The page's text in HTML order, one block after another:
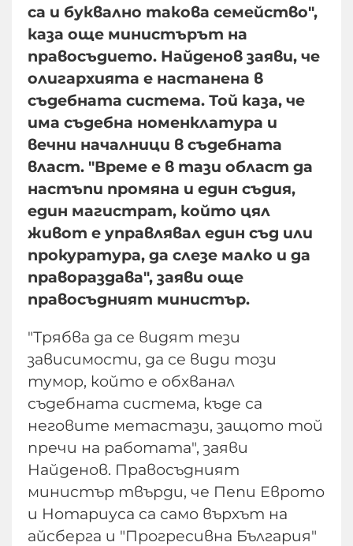
са и буквално такова семейство",
каза още министърът на
правосъдието. Найденов заяви, че
олигархията е настанена в
съдебната система. Той каза, че
има съдебна номенклатура и
вечни началници в съдебната
власт. "Време е в тази област да
настъпи промяна и един съдия,
един магистрат, който цял
живот е управлявал един съд или
прокуратура, да слезе малко и да
правораздава", заяви още
правосъдният министър.
"Трябва да се видят тези
зависимости, да се види този
тумор, който е обхванал
съдебната система, къде са
неговите метастази, защото той
пречи на работата", заяви
Найденов. Правосъдният
министър твърди, че Пепи Еврото
и Нотариуса са само върхът на
айсберга и "Прогресивна България"